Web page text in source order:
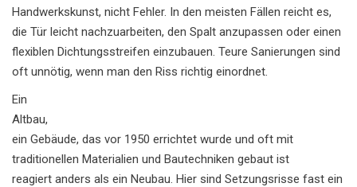
Handwerkskunst, nicht Fehler. In den meisten Fällen reicht es,
die Tür leicht nachzuarbeiten, den Spalt anzupassen oder einen
flexiblen Dichtungsstreifen einzubauen. Teure Sanierungen sind
oft unnötig, wenn man den Riss richtig einordnet.
Ein
Altbau,
ein Gebäude, das vor 1950 errichtet wurde und oft mit
traditionellen Materialien und Bautechniken gebaut ist
reagiert anders als ein Neubau. Hier sind Setzungsrisse fast ein